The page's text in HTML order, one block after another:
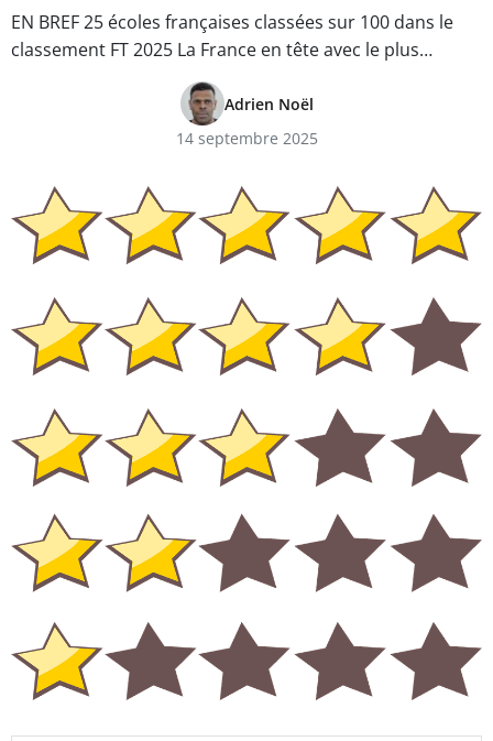
EN BREF 25 écoles françaises classées sur 100 dans le
classement FT 2025 La France en tête avec le plus…
Adrien Noël
14 septembre 2025